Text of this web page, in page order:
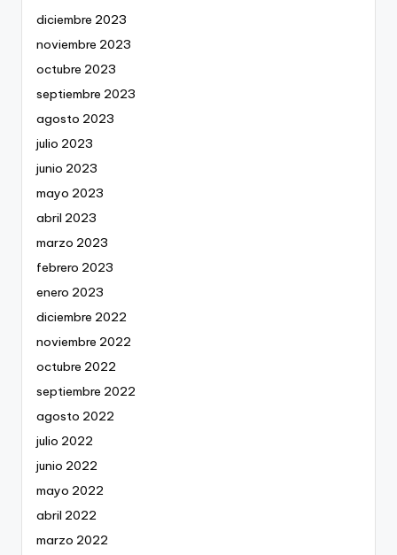
diciembre 2023
noviembre 2023
octubre 2023
septiembre 2023
agosto 2023
julio 2023
junio 2023
mayo 2023
abril 2023
marzo 2023
febrero 2023
enero 2023
diciembre 2022
noviembre 2022
octubre 2022
septiembre 2022
agosto 2022
julio 2022
junio 2022
mayo 2022
abril 2022
marzo 2022